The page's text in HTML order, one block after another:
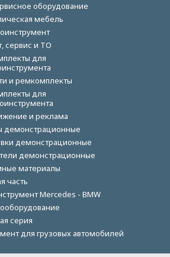
оборудование
мебель
сервис и ТО
для
и ремкомплекты
для
и реклама
демонстрационные
демонстрационные
демонстрационные
материалы
часть
Mercedes - BMW
серия
для грузовых автомобилей